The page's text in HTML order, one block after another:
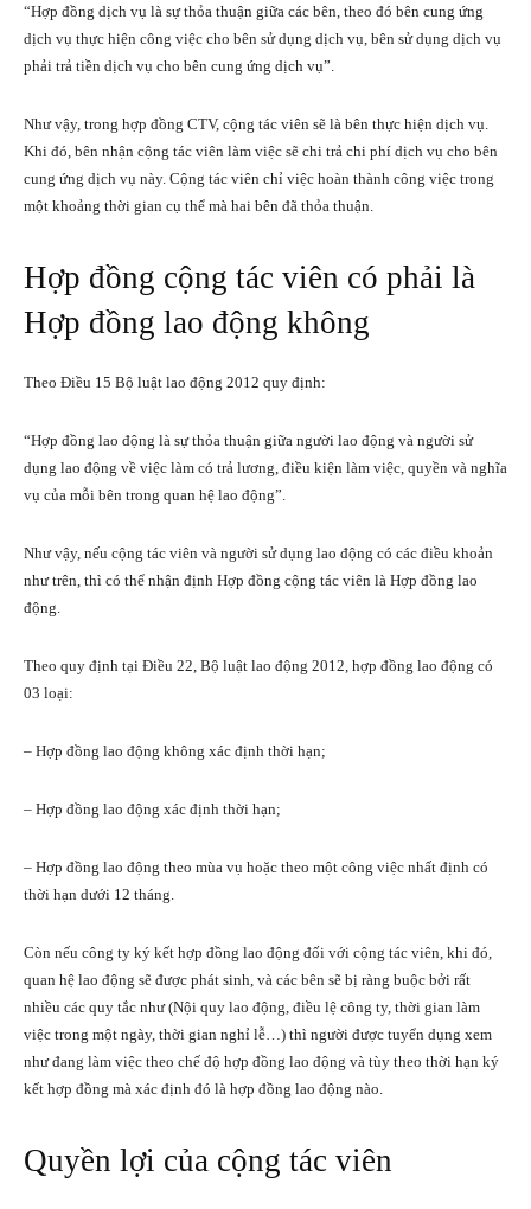
“Hợp đồng dịch vụ là sự thỏa thuận giữa các bên, theo đó bên cung ứng
dịch vụ thực hiện công việc cho bên sử dụng dịch vụ, bên sử dụng dịch vụ
phải trả tiền dịch vụ cho bên cung ứng dịch vụ”.
Như vậy, trong hợp đồng CTV, cộng tác viên sẽ là bên thực hiện dịch vụ.
Khi đó, bên nhận cộng tác viên làm việc sẽ chi trả chi phí dịch vụ cho bên
cung ứng dịch vụ này. Cộng tác viên chỉ việc hoàn thành công việc trong
một khoảng thời gian cụ thể mà hai bên đã thỏa thuận.
Hợp đồng cộng tác viên có phải là
Hợp đồng lao động không
Theo Điều 15 Bộ luật lao động 2012 quy định:
“Hợp đồng lao động là sự thỏa thuận giữa người lao động và người sử
dụng lao động về việc làm có trả lương, điều kiện làm việc, quyền và nghĩa
vụ của mỗi bên trong quan hệ lao động”.
Như vậy, nếu cộng tác viên và người sử dụng lao động có các điều khoản
như trên, thì có thể nhận định Hợp đồng cộng tác viên là Hợp đồng lao
động.
Theo quy định tại Điều 22, Bộ luật lao động 2012, hợp đồng lao động có
03 loại:
– Hợp đồng lao động không xác định thời hạn;
– Hợp đồng lao động xác định thời hạn;
– Hợp đồng lao động theo mùa vụ hoặc theo một công việc nhất định có
thời hạn dưới 12 tháng.
Còn nếu công ty ký kết hợp đồng lao động đối với cộng tác viên, khi đó,
quan hệ lao động sẽ được phát sinh, và các bên sẽ bị ràng buộc bởi rất
nhiều các quy tắc như (Nội quy lao động, điều lệ công ty, thời gian làm
việc trong một ngày, thời gian nghỉ lễ…) thì người được tuyển dụng xem
như đang làm việc theo chế độ hợp đồng lao động và tùy theo thời hạn ký
kết hợp đồng mà xác định đó là hợp đồng lao động nào.
Quyền lợi của cộng tác viên